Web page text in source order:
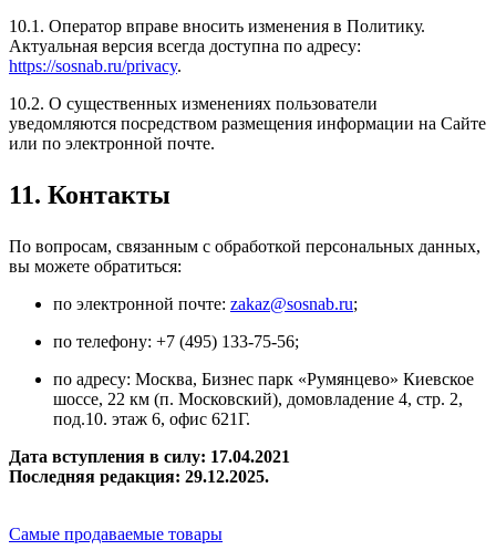
10.1. Оператор вправе вносить изменения в Политику.
Актуальная версия всегда доступна по адресу:
https://sosnab.ru/privacy.
10.2. О существенных изменениях пользователи
уведомляются посредством размещения информации на Сайте
или по электронной почте.
11. Контакты
По вопросам, связанным с обработкой персональных данных,
вы можете обратиться:
по электронной почте: zakaz@sosnab.ru;
по телефону: +7 (495) 133-75-56;
по адресу: Москва, Бизнес парк «Румянцево» Киевское
шоссе, 22 км (п. Московский), домовладение 4, стр. 2,
под.10. этаж 6, офис 621Г.
Дата вступления в силу: 17.04.2021
Последняя редакция: 29.12.2025.
Самые продаваемые товары